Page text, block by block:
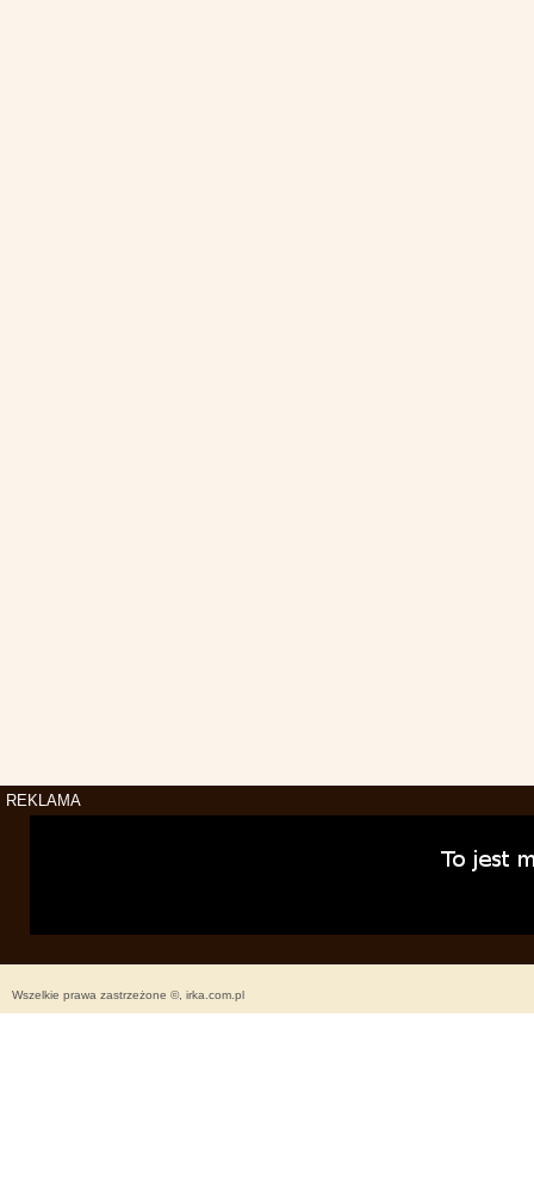
REKLAMA
Wszelkie prawa zastrzeżone ©, irka.com.pl